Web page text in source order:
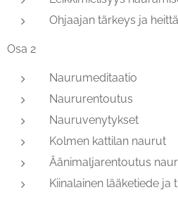
Ohjaajan tärkeys ja
Osa 2
Naurumeditaatio
Naururentoutus
Nauruvenytykset
Kolmen kattilan naurut
Äänimaljarentoutus
Kiinalainen lääketiede ja